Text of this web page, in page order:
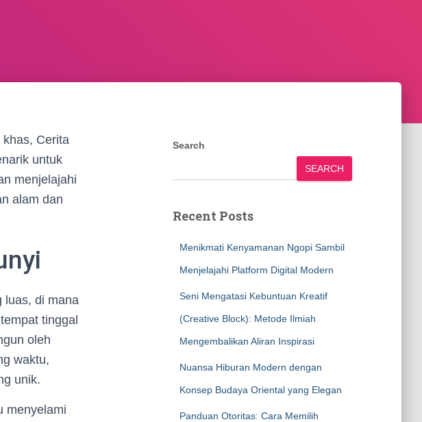
Cerita
untuk
menjelajahi
alam dan
luas, di mana
tinggal
oleh
waktu,
unik.
menyelami
Search
SEARCH
Recent Posts
Menikmati Kenyamanan Ngopi Sambil
Menjelajahi Platform Digital Modern
Seni Mengatasi Kebuntuan Kreatif
(Creative Block): Metode Ilmiah
Mengembalikan Aliran Inspirasi
Nuansa Hiburan Modern dengan
Konsep Budaya Oriental yang Elegan
Panduan Otoritas: Cara Memilih